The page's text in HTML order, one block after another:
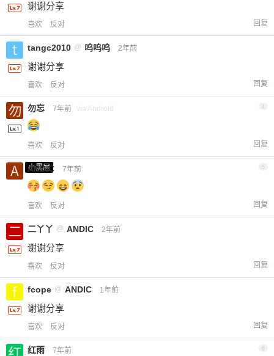
谢谢分享
喜欢 反对 回复
tangc2010 @ 呜呜呜 2年前
谢谢分享
喜欢 反对 回复
勿忘 7年前 via Android 4
喜欢 反对 回复
小黑屋
ANDIC 7年前 5
喜欢 反对 回复
二丫丫 @ ANDIC 2年前
谢谢分享
喜欢 反对 回复
fcope @ ANDIC 1年前
谢谢分享
喜欢 反对 回复
红雨 7年前 6